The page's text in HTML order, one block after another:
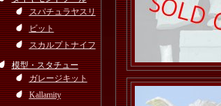
スパチュラヤスリ
ビット
スカルプトナイフ
模型・スタチュー
ガレージキット
Kallamity